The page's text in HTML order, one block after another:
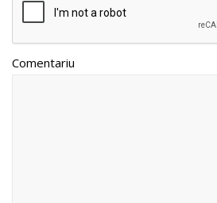
Comentariu